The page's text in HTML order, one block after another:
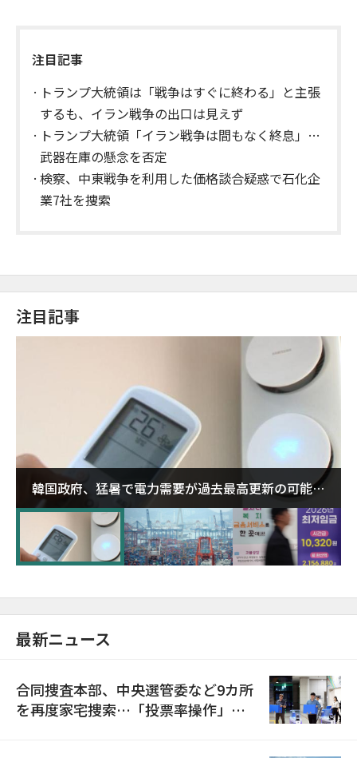
注目記事
トランプ大統領は「戦争はすぐに終わる」と主張
するも、イラン戦争の出口は見えず
トランプ大統領「イラン戦争は間もなく終息」…
武器在庫の懸念を否定
検察、中東戦争を利用した価格談合疑惑で石化企
業7社を捜索
注目記事
韓国政府、猛暑で電力需要が過去最高更新の可能性
に需給対応体制を点検
最新ニュース
合同捜査本部、中央選管委など9カ所
を再度家宅捜索…「投票率操作」の